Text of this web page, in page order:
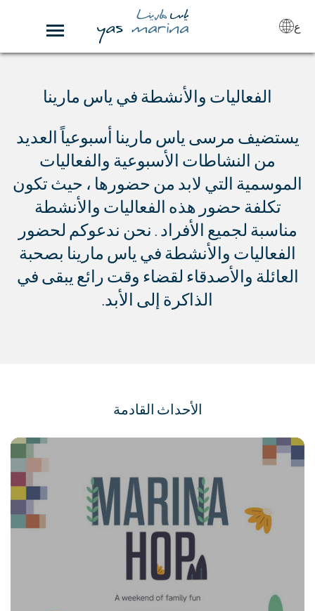
ع
الفعاليات والأنشطة في ياس مارينا
يستضيف مرسى ياس مارينا أسبوعياً العديد
من النشاطات الأسبوعية والفعاليات
الموسمية التي لابد من حضورها ، حيث تكون
تكلفة حضور هذه الفعاليات والأنشطة
مناسبة لجميع الأفراد . نحن ندعوكم لحضور
الفعاليات والأنشطة في ياس مارينا بصحبة
العائلة والأصدقاء لقضاء وقت رائع يبقى في
الذاكرة إلى الأبد.
الأحداث القادمة